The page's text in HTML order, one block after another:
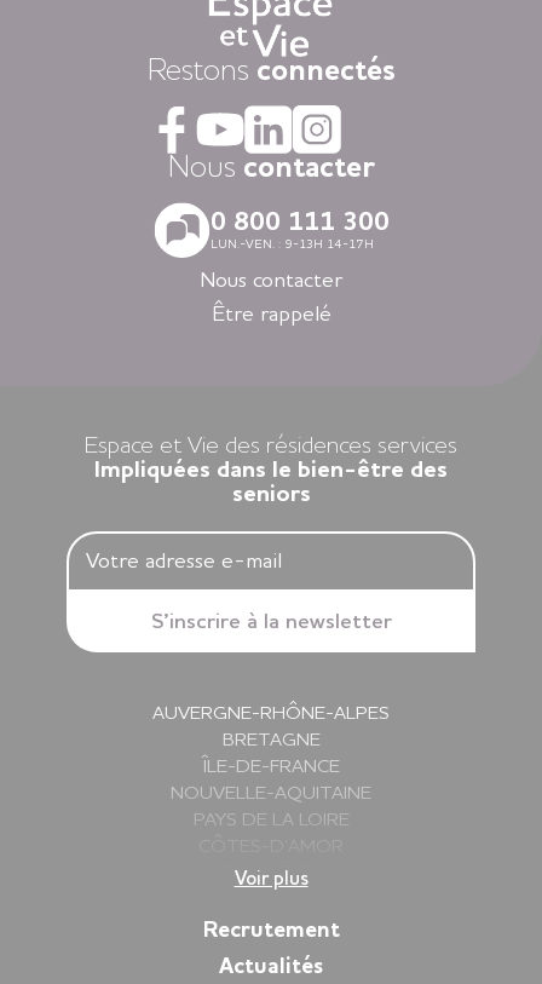
Dans nos résidences pour personnes âgées vous vivez dans
la tranquillité grâce au dispositif d’appel d’urgence et la
coordination médicale inclues. Faites le choix du confort
avec la restauration, la blanchisserie, l’espace coiffure-beauté
ou l’espace forme et détente à votre disposition dans vos
espaces communs.
Avec nos logements modernes et spécialement adaptés aux
personnes âgées vous vivez en toute autonomie dans des
villes agréables et des environnements soigneusement
sélectionnés en Nouvelle-Aquitaine, en Auvergne-Rhône-
Alpes, en Ile-de-France, en Bretagne et dans les Pays de la
Restons connectés
Nous contacter
0 800 111 300
LUN.-VEN. : 9-13H 14-17H
Nous contacter
Être rappelé
Espace et Vie des résidences services
Impliquées dans le bien-être des
seniors
AUVERGNE-RHÔNE-ALPES
BRETAGNE
ÎLE-DE-FRANCE
NOUVELLE-AQUITAINE
PAYS DE LA LOIRE
DEUX-SÈVRES
GIRONDE
HAUTE-SAVOIE
Voir plus
Recrutement
Actualités